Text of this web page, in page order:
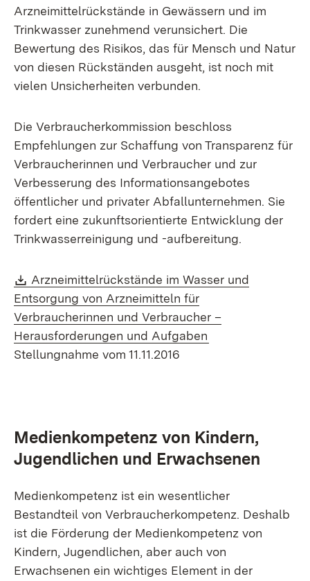
Arzneimittelrückstände in Gewässern und im
Trinkwasser zunehmend verunsichert. Die
Bewertung des Risikos, das für Mensch und Natur
von diesen Rückständen ausgeht, ist noch mit
vielen Unsicherheiten verbunden.
Die Verbraucherkommission beschloss
Empfehlungen zur Schaffung von Transparenz für
Verbraucherinnen und Verbraucher und zur
Verbesserung des Informationsangebotes
öffentlicher und privater Abfallunternehmen. Sie
fordert eine zukunftsorientierte Entwicklung der
Trinkwasserreinigung und -aufbereitung.
Download:
Arzneimittelrückstände im Wasser und
Entsorgung von Arzneimitteln für
Verbraucherinnen und Verbraucher –
Herausforderungen und Aufgaben
Stellungnahme vom 11.11.2016
Medienkompetenz von Kindern,
Jugendlichen und Erwachsenen
Medienkompetenz ist ein wesentlicher
Bestandteil von Verbraucherkompetenz. Deshalb
ist die Förderung der Medienkompetenz von
Kindern, Jugendlichen, aber auch von
Erwachsenen ein wichtiges Element in der